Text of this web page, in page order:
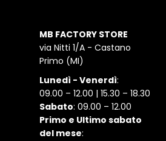
MB FACTORY STORE
via Nitti 1/A - Castano
Primo (MI)
Lunedì - Venerdì:
09.00 – 12.00 | 15.30 – 18.30
Sabato: 09.00 – 12.00
Primo e Ultimo sabato
del mese: